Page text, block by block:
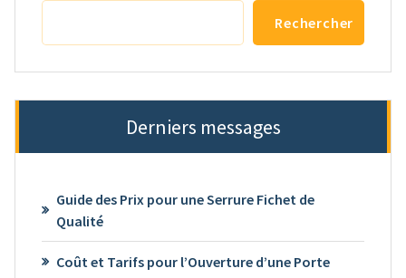
Rechercher
Derniers messages
Guide des Prix pour une Serrure Fichet de
Qualité
Coût et Tarifs pour l’Ouverture d’une Porte